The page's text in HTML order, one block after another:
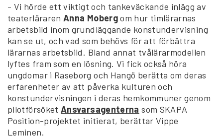
- Vi hörde ett viktigt och tankeväckande inlägg av
teaterlärarenAnna Mobergom hur timlärarnas
arbetsbild inom grundläggande konstundervisning
kan se ut, och vad som behövs för att förbättra
lärarnas arbetsbild. Bland annat tvålärarmodellen
lyftes fram som en lösning. Vi fick också höra
ungdomar i Raseborg och Hangö berätta om deras
erfarenheter av att påverka kulturen och
konstundervisningen i deras hemkommuner genom
pilotförsöketAnsvarsagenterna som SKAPA
Position-projektet initierat, berättar Vippe
Leminen.